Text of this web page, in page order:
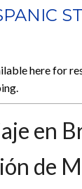
here for
en
de